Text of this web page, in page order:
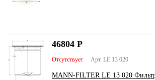
Арт. LE 13 020
Отсутствует
MANN-FILTER LE 13 020
46804 Р